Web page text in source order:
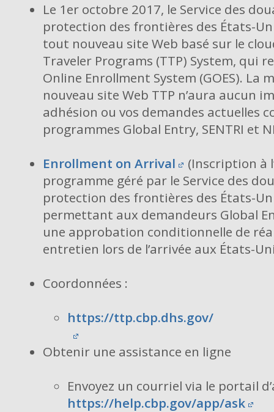
Le 1er octobre 2017, le Service des
protection des frontières des États-
tout nouveau site Web basé sur le
Traveler Programs (TTP) System, qui
Online Enrollment System (GOES). La
nouveau site Web TTP n’aura aucun
adhésion ou vos demandes actuelles
programmes Global Entry, SENTRI et
Enrollment on Arrival
(Inscription à
programme géré par le Service des
protection des frontières des États-
permettant aux demandeurs Global
une approbation conditionnelle de
entretien lors de l’arrivée aux États-
Coordonnées :
https://ttp.cbp.dhs.gov/
Obtenir une assistance en ligne
Envoyez un courriel via le portail
https://help.cbp.gov/app/ask